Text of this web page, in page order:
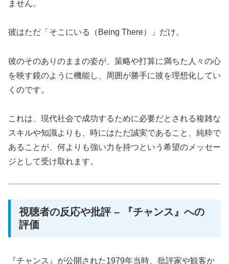
ません。
彼はただ「そこにいる（Being There）」だけ。
彼のそのありのままの姿が、策略や打算に満ちた人々の心
を映す鏡のように機能し、周囲が勝手に彼を理想化してい
くのです。
これは、現代社会で成功するために必要だとされる複雑な
スキルや知識よりも、時にはただ誠実であること、純粋で
あることが、何よりも強い力を持つという希望のメッセー
ジとして受け取れます。
視聴者の反応や批評 – 『チャンス』への
評価
『チャンス』が公開された1979年当時、批評家や観客か